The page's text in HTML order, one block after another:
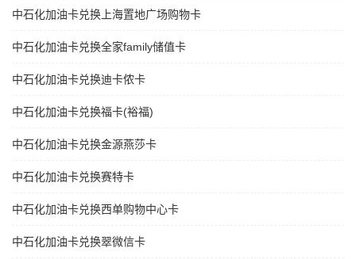
中石化加油卡兑换上海置地广场购物卡
中石化加油卡兑换全家family储值卡
中石化加油卡兑换迪卡侬卡
中石化加油卡兑换福卡(裕福)
中石化加油卡兑换金源燕莎卡
中石化加油卡兑换赛特卡
中石化加油卡兑换西单购物中心卡
中石化加油卡兑换翠微信卡